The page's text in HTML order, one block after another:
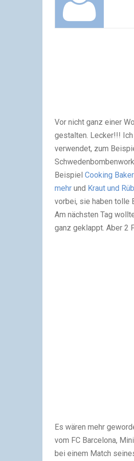
Vor nicht ganz einer
gestalten. Lecker!!!
verwendet, zum
Beispiel Cooking
mehr und Kraut und
vorbei, sie haben tolle
Am nächsten Tag
ganz geklappt. Aber 2
Es wären mehr
vom FC Barcelona,
bei einem Match